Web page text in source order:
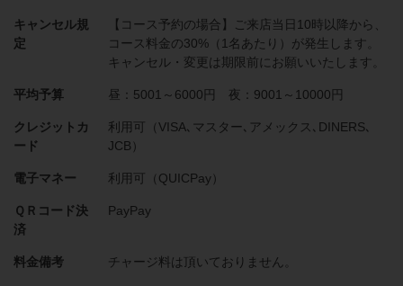
キャンセル規
定
【コース予約の場合】ご来店当日10時以降から、
コース料金の30%（1名あたり）が発生します。
キャンセル・変更は期限前にお願いいたします。
平均予算 昼：5001～6000円 夜：9001～10000円
クレジットカ
ード
利用可（VISA､マスター､アメックス､DINERS､
JCB）
電子マネー 利用可（QUICPay）
ＱＲコード決
済
PayPay
料金備考 チャージ料は頂いておりません。